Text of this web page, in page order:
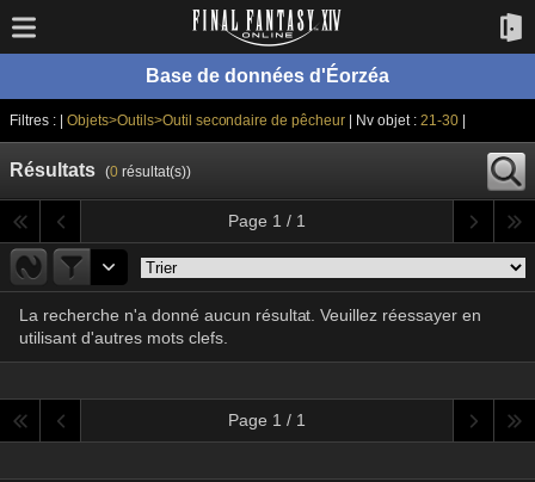
Base de données d'Éorzéa
Filtres : | Objets>Outils>Outil secondaire de pêcheur | Nv objet :21-30|
Résultats (0résultat(s))
Page 1 / 1
La recherche n'a donné aucun résultat. Veuillez réessayer en
utilisant d'autres mots clefs.
Page 1 / 1